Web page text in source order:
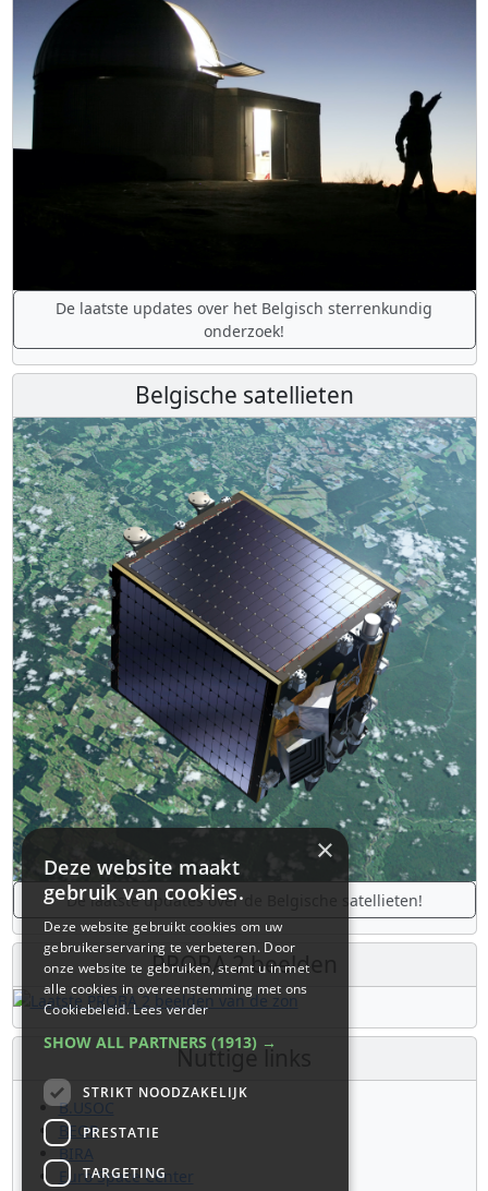
De laatste updates over het Belgisch sterrenkundig
onderzoek!
Belgische satellieten
De laatste updates over de Belgische satellieten!
PROBA 2 beelden
Nuttige links
B.USOC
BEOP
BIRA
Euro Space Center
×
Deze website maakt
gebruik van cookies.
Deze website gebruikt cookies om uw
gebruikerservaring te verbeteren. Door
onze website te gebruiken, stemt u in met
alle cookies in overeenstemming met ons
Cookiebeleid.Lees verder
SHOW ALL PARTNERS (1913) →
STRIKT NOODZAKELIJK
PRESTATIE
TARGETING